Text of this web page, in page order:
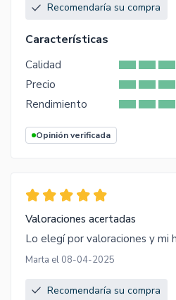
Recomendaría su compra
Características
Calidad
Precio
Rendimiento
Opinión verificada
Valoraciones acertadas
Lo elegí por valoraciones y mi
Marta el 08-04-2025
Recomendaría su compra